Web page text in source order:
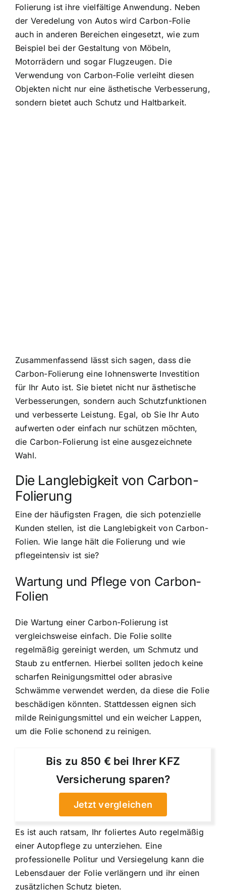
Folierung ist ihre vielfältige Anwendung. Neben
der Veredelung von Autos wird Carbon-Folie
auch in anderen Bereichen eingesetzt, wie zum
Beispiel bei der Gestaltung von Möbeln,
Motorrädern und sogar Flugzeugen. Die
Verwendung von Carbon-Folie verleiht diesen
Objekten nicht nur eine ästhetische Verbesserung,
sondern bietet auch Schutz und Haltbarkeit.
Zusammenfassend lässt sich sagen, dass die
Carbon-Folierung eine lohnenswerte Investition
für Ihr Auto ist. Sie bietet nicht nur ästhetische
Verbesserungen, sondern auch Schutzfunktionen
und verbesserte Leistung. Egal, ob Sie Ihr Auto
aufwerten oder einfach nur schützen möchten,
die Carbon-Folierung ist eine ausgezeichnete
Wahl.
Die Langlebigkeit von Carbon-
Folierung
Eine der häufigsten Fragen, die sich potenzielle
Kunden stellen, ist die Langlebigkeit von Carbon-
Folien. Wie lange hält die Folierung und wie
pflegeintensiv ist sie?
Wartung und Pflege von Carbon-
Folien
Die Wartung einer Carbon-Folierung ist
vergleichsweise einfach. Die Folie sollte
regelmäßig gereinigt werden, um Schmutz und
Staub zu entfernen. Hierbei sollten jedoch keine
scharfen Reinigungsmittel oder abrasive
Schwämme verwendet werden, da diese die Folie
beschädigen könnten. Stattdessen eignen sich
milde Reinigungsmittel und ein weicher Lappen,
um die Folie schonend zu reinigen.
Bis zu 850 € bei Ihrer KFZ
Versicherung sparen?
Jetzt vergleichen
Es ist auch ratsam, Ihr foliertes Auto regelmäßig
einer Autopflege zu unterziehen. Eine
professionelle Politur und Versiegelung kann die
Lebensdauer der Folie verlängern und ihr einen
zusätzlichen Schutz bieten.